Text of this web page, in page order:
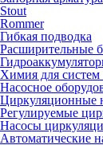
Stout
Rommer
Гибкая подводка
Расширительные
Химия для систем
Насосное
Циркуляционные
Регулируемые
Насосы
Автоматические